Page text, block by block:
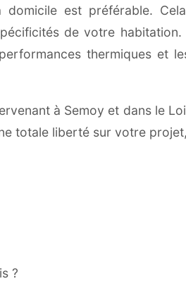
domicile est préférable.
de votre habitation.
thermiques et
à Semoy et dans le
totale liberté sur votre
?